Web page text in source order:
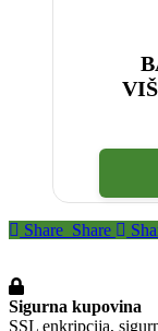
Share Share
Sigurna kupovina
SSL enkripcija,